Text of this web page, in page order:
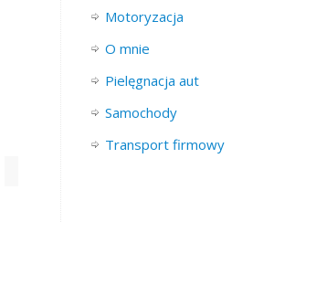
Motoryzacja
O mnie
Pielęgnacja aut
Samochody
Transport firmowy